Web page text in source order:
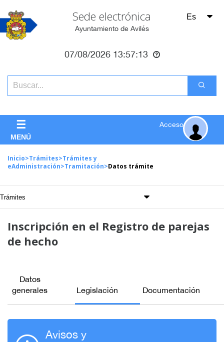
Sede electrónica
Ayuntamiento de Avilés
07/08/2026 13:57:13
☰
MENÚ
Acceso
Inicio>Trámites>Trámites y
eAdministración>Tramitación>Datos trámite
Inscripción en el Registro de parejas
de hecho
Datos
generales
Legislación Documentación
Avisos y